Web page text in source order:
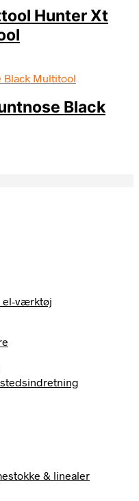
Hunter Xt
Black
el-værktøj
& linealer